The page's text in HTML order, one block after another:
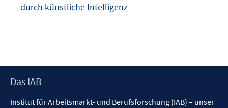
durch künstliche Intelligenz
Footer
Das IAB
Institut für Arbeitsmarkt- und Berufsforschung (IAB) – unser